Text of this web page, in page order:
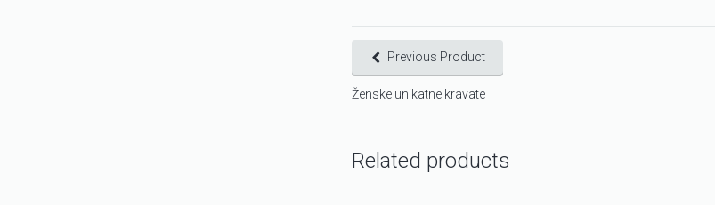
Previous Product
Ženske unikatne kravate
Related products